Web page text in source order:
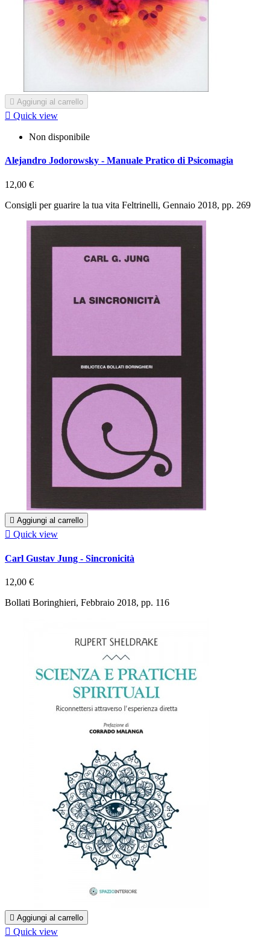
 Aggiungi al carrello
 Quick view
Non disponibile
Alejandro Jodorowsky - Manuale Pratico di Psicomagia
12,00 €
Consigli per guarire la tua vita Feltrinelli, Gennaio 2018, pp. 269
 Aggiungi al carrello
 Quick view
Carl Gustav Jung - Sincronicità
12,00 €
Bollati Boringhieri, Febbraio 2018, pp. 116
 Aggiungi al carrello
 Quick view